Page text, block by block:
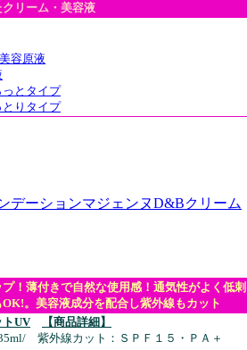
リーム・美容液
容原液
とタイプ
りタイプ
デーションマジェンヌD&Bクリーム
！薄付きで自然な使用感！通気性がよく低刺
。美容液成分を配合し紫外線もカット
トUV
【商品詳細】
紫外線カット：ＳＰＦ１５・ＰＡ＋